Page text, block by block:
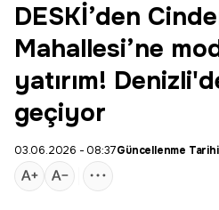
DESKİ’den
Mahallesi’ne
yatırım!
geçiyor
03.06.2026 - 08:37Güncellenme